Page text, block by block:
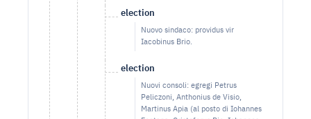
election
Nuovo sindaco: providus vir
Iacobinus Brio.
election
Nuovi consoli: egregi Petrus
Peliczoni, Anthonius de Visio,
Martinus Apia (al posto di Iohannes